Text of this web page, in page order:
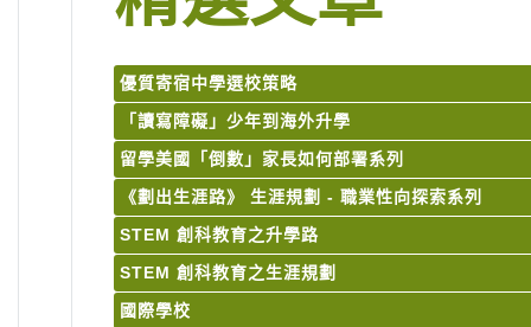
優質寄宿中學選校策略
「讀寫障礙」少年到海外升學
留學美國「倒數」家長如何部署系列
《劃出生涯路》 生涯規劃 - 職業性向探索系列
STEM 創科教育之升學路
STEM 創科教育之生涯規劃
國際學校